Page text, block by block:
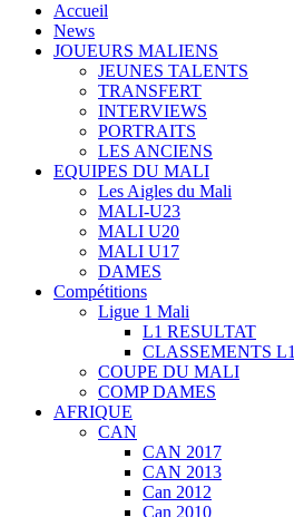
Accueil
News
JOUEURS MALIENS
JEUNES TALENTS
TRANSFERT
INTERVIEWS
PORTRAITS
LES ANCIENS
EQUIPES DU MALI
Les Aigles du Mali
MALI-U23
MALI U20
MALI U17
DAMES
Compétitions
Ligue 1 Mali
L1 RESULTAT
CLASSEMENTS L1
COUPE DU MALI
COMP DAMES
AFRIQUE
CAN
CAN 2017
CAN 2013
Can 2012
Can 2010